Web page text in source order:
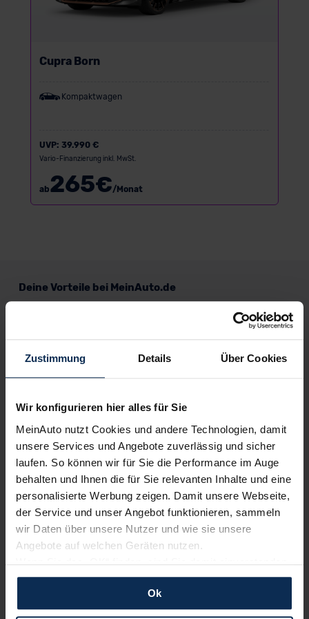
Zustimmung Details Über Cookies
Wir konfigurieren hier alles für Sie
MeinAuto nutzt Cookies und andere Technologien, damit
unsere Services und Angebote zuverlässig und sicher
laufen. So können wir für Sie die Performance im Auge
behalten und Ihnen die für Sie relevanten Inhalte und eine
personalisierte Werbung zeigen. Damit unsere Webseite,
der Service und unser Angebot funktionieren, sammeln
wir Daten über unsere Nutzer und wie sie unsere
Angebote auf welchen Geräten nutzen.
Wenn Sie das „OK“ finden, sind Sie damit einverstanden
und erlauben uns Cookies für unseren Service zu
verwenden und diese Daten an Dritte weiterzugeben,
etwa an unsere Marketingpartner. Falls Sie dem nicht
Ok
Cupra Born
Kompaktwagen
UVP: 39.990 €
Vario-Finanzierung inkl. MwSt.
ab265€/Monat
Deine Vorteile bei MeinAuto.de
Volle Herstellergarantievom Vertragshändler vor Ort
Nur deutsche Neuwagen, keine EU-Reimporte
Alle Zahlungsarten:Barkauf, Finanzierung, Leasing
Unser Service ist für dich 100%
kostenfrei